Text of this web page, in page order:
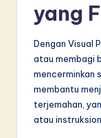
yang
Dengan Visual
atau membagi
mencerminkan
membantu
terjemahan,
atau